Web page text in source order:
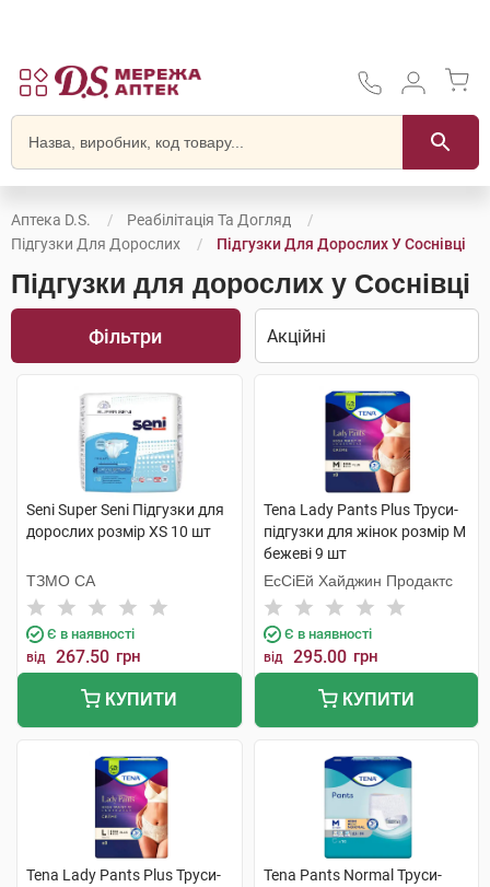
Аптека D.S.
Реабілітація Та Догляд
Підгузки Для Дорослих
Підгузки Для Дорослих У Соснівці
Підгузки для дорослих у Соснівці
Фільтри
Seni Super Seni Підгузки для
дорослих розмір XS 10 шт
ТЗМО СА
Є в наявності
від 267.50 грн
КУПИТИ
Tena Lady Pants Plus Труси-
підгузки для жінок розмір M
бежеві 9 шт
ЕсСіЕй Хайджин Продактс
Є в наявності
від 295.00 грн
КУПИТИ
Tena Lady Pants Plus Труси-
Tena Pants Normal Труси-